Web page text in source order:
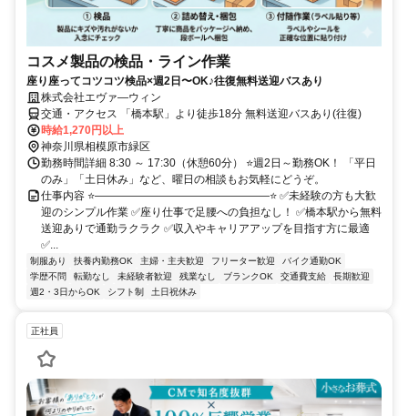
コスメ製品の検品・ライン作業
座り座ってコツコツ検品×週2日〜OK♪往復無料送迎バスあり
株式会社エヴァ―ウィン
交通・アクセス 「橋本駅」より徒歩18分 無料送迎バスあり(往復)
時給1,270円以上
神奈川県相模原市緑区
勤務時間詳細 8:30 ～ 17:30（休憩60分） ⭐週2日～勤務OK！ 「平日
のみ」「土日休み」など、曜日の相談もお気軽にどうぞ。
仕事内容 ⭐――――――――――――――――⭐ ✅未経験の方も大歓
迎のシンプル作業 ✅座り仕事で足腰への負担なし！ ✅橋本駅から無料
送迎ありで通勤ラクラク ✅収⼊やキャリアアップを⽬指す⽅に最適
✅...
制服あり 扶養内勤務OK 主婦・主夫歓迎 フリーター歓迎
バイク通勤OK
学歴不問
転勤なし 未経験者歓迎 残業なし ブランクOK 交通費支給
長期歓迎
週2・3日からOK
シフト制 土日祝休み
正社員